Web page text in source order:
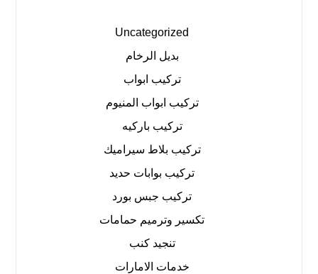
Uncategorized
بديل الرخام
تركيب ابواب
تركيب ابواب المنيوم
تركيب باركيه
تركيب بلاط سيراميك
تركيب بوابات حديد
تركيب جبس بورد
تكسير وترميم حمامات
تنجيد كنب
خدمات الامارات